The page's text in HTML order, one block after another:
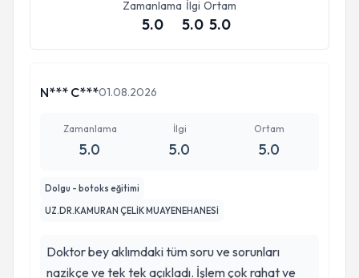
Zamanlama
5.0
İlgi
5.0
Ortam
5.0
N*** C***01.08.2026
Zamanlama
5.0
İlgi
5.0
Ortam
5.0
Dolgu - botoks eğitimi
UZ.DR.KAMURAN ÇELİK MUAYENEHANESİ
Doktor bey aklımdaki tüm soru ve sorunları
nazikçe ve tek tek açıkladı. İşlem çok rahat ve